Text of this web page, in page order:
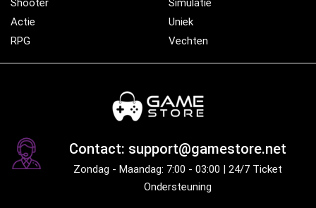
Shooter
Actie
RPG
Simulatie
Uniek
Vechten
Contact: support@gamestore.net
Zondag - Maandag: 7:00 - 03:00 | 24/7 Ticket
Ondersteuning